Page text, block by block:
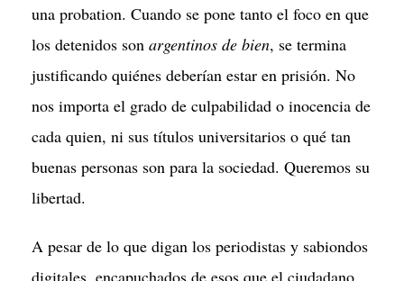
una probation. Cuando se pone tanto el foco en que
los detenidos son argentinos de bien, se termina
justificando quiénes deberían estar en prisión. No
nos importa el grado de culpabilidad o inocencia de
cada quien, ni sus títulos universitarios o qué tan
buenas personas son para la sociedad. Queremos su
libertad.
A pesar de lo que digan los periodistas y sabiondos
digitales, encapuchados de esos que el ciudadano